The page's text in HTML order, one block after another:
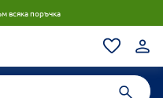
всяка поръчка